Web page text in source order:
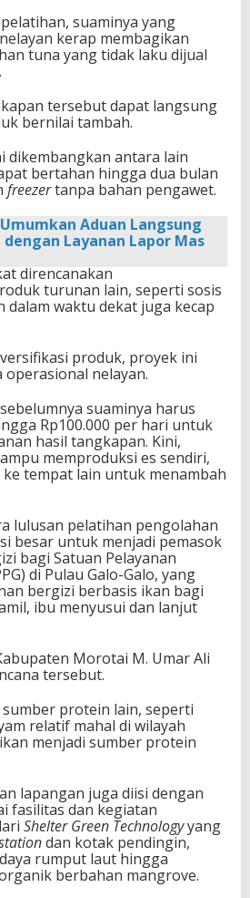
suaminya yang
kerap membagikan
tuna yang tidak laku dijual
tersebut dapat langsung
bernilai tambah.
dikembangkan antara lain
bertahan hingga dua bulan
freezertanpa bahan pengawet.
Aduan Langsung
Layanan Lapor Mas
direncanakan
turunan lain, seperti sosis
dalam waktu dekat juga kecap
produk, proyek ini
operasional nelayan.
suaminya harus
Rp100.000 per hari untuk
hasil tangkapan. Kini,
memproduksi es sendiri,
tempat lain untuk menambah
lulusan pelatihan pengolahan
besar untuk menjadi pemasok
bagi Satuan Pelayanan
di Pulau Galo-Galo, yang
bergizi berbasis ikan bagi
ibu menyusui dan lanjut
Morotai M. Umar Ali
tersebut.
protein lain, seperti
relatif mahal di wilayah
menjadi sumber protein
lapangan juga diisi dengan
fasilitas dan kegiatan
Shelter Green Technologyyang
dan kotak pendingin,
rumput laut hingga
berbahan mangrove.